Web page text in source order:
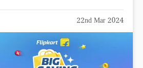
22nd Mar 2024